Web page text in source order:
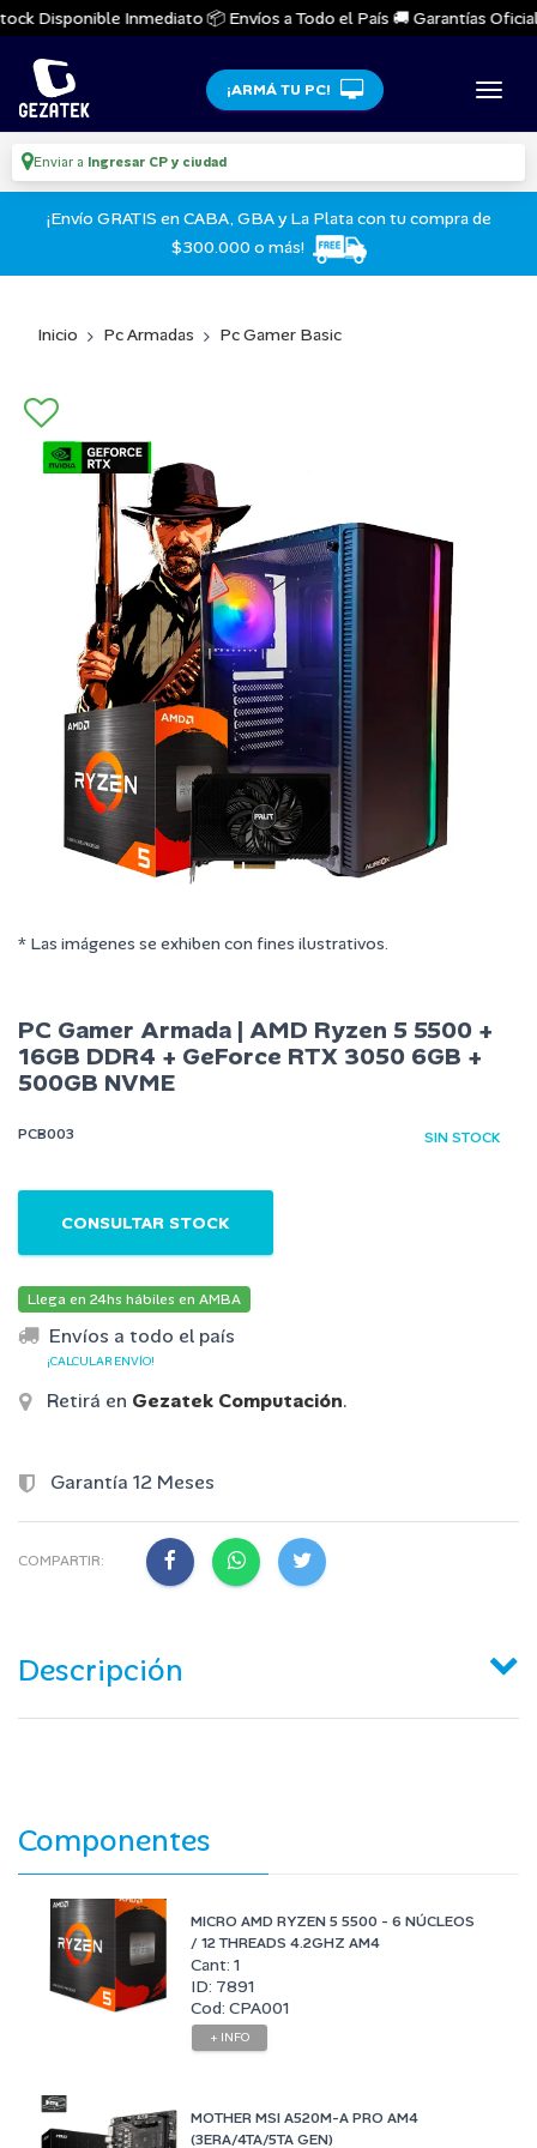
Disponible Inmediato 📦 Envíos a Todo el País 🚚 Garantías
¡ARMÁ TU PC!
Enviar a Ingresar CP y ciudad
¡Envío GRATIS en CABA, GBA y La Plata con tu compra de
$300.000 o más!
Inicio Pc Armadas Pc Gamer Basic
* Las imágenes se exhiben con fines ilustrativos.
PC Gamer Armada | AMD Ryzen 5 5500 +
16GB DDR4 + GeForce RTX 3050 6GB +
500GB NVME
PCB003 SIN STOCK
CONSULTAR STOCK
Llega en 24hs hábiles en AMBA
Envíos a todo el país
¡CALCULAR ENVÍO!
Retirá en Gezatek Computación.
Garantía 12 Meses
COMPARTIR:
Descripción
Componentes
MICRO AMD RYZEN 5 5500 - 6 NÚCLEOS
/ 12 THREADS 4.2GHZ AM4
Cant: 1
ID: 7891
Cod: CPA001
+ INFO
MOTHER MSI A520M-A PRO AM4
(3ERA/4TA/5TA GEN)